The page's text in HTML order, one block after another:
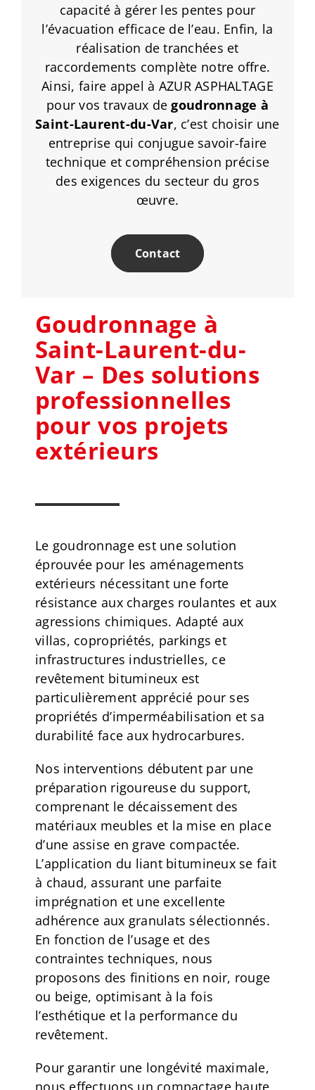
capacité à gérer les pentes pour
l’évacuation efficace de l’eau. Enfin, la
réalisation de tranchées et
raccordements complète notre offre.
Ainsi, faire appel à AZUR ASPHALTAGE
pour vos travaux degoudronnage à
Saint-Laurent-du-Var, c’est choisir une
entreprise qui conjugue savoir-faire
technique et compréhension précise
des exigences du secteur du gros
œuvre.
Contact
Goudronnage à
Saint-Laurent-du-
Var – Des solutions
professionnelles
pour vos projets
extérieurs
Le goudronnage est une solution
éprouvée pour les aménagements
extérieurs nécessitant une forte
résistance aux charges roulantes et aux
agressions chimiques. Adapté aux
villas, copropriétés, parkings et
infrastructures industrielles, ce
revêtement bitumineux est
particulièrement apprécié pour ses
propriétés d’imperméabilisation et sa
durabilité face aux hydrocarbures.
Nos interventions débutent par une
préparation rigoureuse du support,
comprenant le décaissement des
matériaux meubles et la mise en place
d’une assise en grave compactée.
L’application du liant bitumineux se fait
à chaud, assurant une parfaite
imprégnation et une excellente
adhérence aux granulats sélectionnés.
En fonction de l’usage et des
contraintes techniques, nous
proposons des finitions en noir, rouge
ou beige, optimisant à la fois
l’esthétique et la performance du
revêtement.
Pour garantir une longévité maximale,
nous effectuons un compactage haute